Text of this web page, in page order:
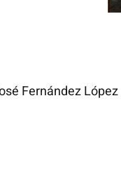
Fernández